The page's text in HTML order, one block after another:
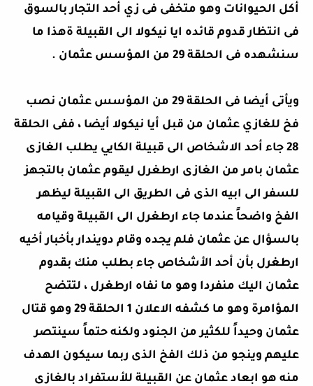
أكل الحيوانات وهو متخفى فى زي أحد التجار بالسوق
فى انتظار قدوم قائده ايا نيكولا الى القبيلة ةهذا ما
سنشهده فى الحلقة 29 من المؤسس عثمان .
ويأتى أيضا فى الحلقة 29 من المؤسس عثمان نصب
فخ للغازي عثمان من قبل أيا نيكولا أيضا ، ففى الحلقة
28 جاء أحد الاشخاص الى قبيلة الكايي يطلب الغازى
عثمان بامر من الغازى ارطغرل ليقوم عثمان بالتجهز
للسفر الى ابيه الذى فى الطريق الى القبيلة ليظهر
الفخ واضحاً عندما جاء ارطغرل الى القبيلة وقيامه
بالسؤال عن عثمان فلم يجده وقام دويندار بأخبار أخيه
ارطغرل بأن أحد الأشخاص جاء بطلب منك بقدوم
عثمان اليك منفردا وهو ما نفاه ارطغرل ، لتتضح
المؤامرة وهو ما كشفه الاعلان 1 الحلقة 29 وهو قتال
عثمان وحيداً للكثير من الجنود ولكنه حتماً سينتصر
عليهم وينجو من ذلك الفخ الذى ربما سيكون الهدف
منه هو ابعاد عثمان عن القبيلة للأستفراد بالغازى